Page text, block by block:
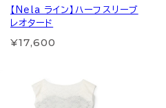
【Nela ライン】ハーフスリーブ
レオタード
¥17,600